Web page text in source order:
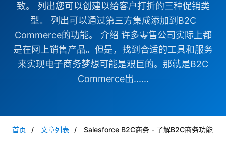
致。 列出您可以创建以给客户打折的三种促销类
型。 列出可以通过第三方集成添加到B2C
Commerce的功能。 介绍 许多零售公司实际上都
是在网上销售产品。但是，找到合适的工具和服务
来实现电子商务梦想可能是艰巨的。那就是B2C
Commerce出......
首页 / 文章列表 / Salesforce B2C商务 - 了解B2C商务功能